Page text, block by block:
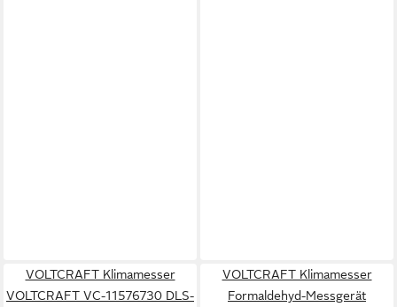
VOLTCRAFT Klimamesser
VOLTCRAFT VC-11576730 DLS-
VOLTCRAFT Klimamesser
Formaldehyd-Messgerät